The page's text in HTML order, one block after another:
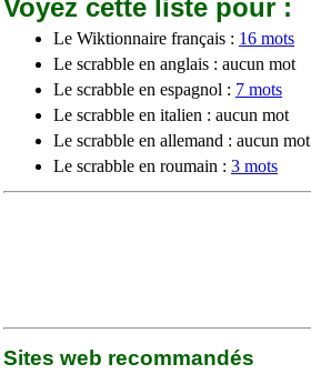
Voyez cette liste pour :
Le Wiktionnaire français : 16 mots
Le scrabble en anglais : aucun mot
Le scrabble en espagnol : 7 mots
Le scrabble en italien : aucun mot
Le scrabble en allemand : aucun mot
Le scrabble en roumain : 3 mots
Sites web recommandés